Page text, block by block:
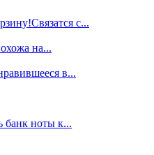
с...
на...
в...
банк ноты к...